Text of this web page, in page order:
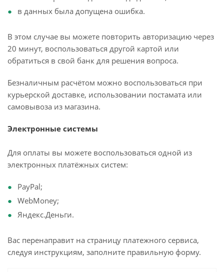
в данных была допущена ошибка.
В этом случае вы можете повторить авторизацию через
20 минут, воспользоваться другой картой или
обратиться в свой банк для решения вопроса.
Безналичным расчётом можно воспользоваться при
курьерской доставке, использовании постамата или
самовывоза из магазина.
Электронные системы
Для оплаты вы можете воспользоваться одной из
электронных платёжных систем:
PayPal;
WebMoney;
Яндекс.Деньги.
Вас перенаправит на страницу платежного сервиса,
следуя инструкциям, заполните правильную форму.